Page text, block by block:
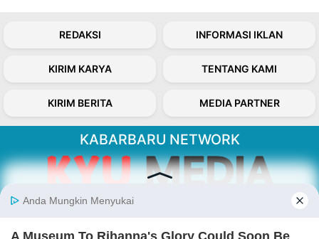
REDAKSI INFORMASI IKLAN
KIRIM KARYA TENTANG KAMI
KIRIM BERITA MEDIA PARTNER
KABARBARU NETWORK